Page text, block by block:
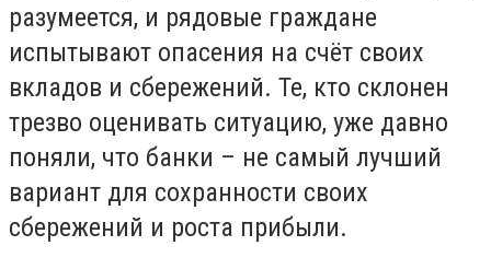
разумеется, и рядовые граждане
испытывают опасения на счёт своих
вкладов и сбережений. Те, кто склонен
трезво оценивать ситуацию, уже давно
поняли, что банки – не самый лучший
вариант для сохранности своих
сбережений и роста прибыли.